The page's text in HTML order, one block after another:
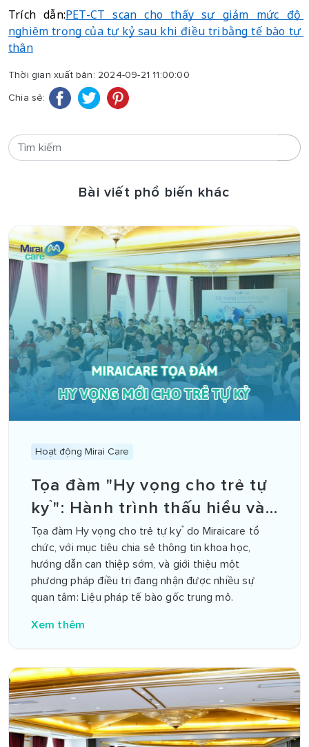
Trích dẫn:PET-CT scan cho thấy sự giảm mức độ
nghiêm trọng của tự kỷ sau khi điều trị bằng tế bào tự
thân
Thời gian xuất bản: 2024-09-21 11:00:00
Chia sẻ:
Bài viết phổ biến khác
Hoạt động Mirai Care
Tọa đàm "Hy vọng cho trẻ tự
kỷ": Hành trình thấu hiểu và
yêu thương đúng cách
Tọa đàm Hy vọng cho trẻ tự kỷ do Miraicare tổ
chức, với mục tiêu chia sẻ thông tin khoa học,
hướng dẫn can thiệp sớm, và giới thiệu một
phương pháp điều trị đang nhận được nhiều sự
quan tâm: Liệu pháp tế bào gốc trung mô.
Xem thêm